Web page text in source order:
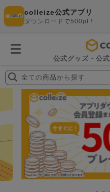
colleize公式アプリ
ダウンロードで500pt！
公式グッズ・公
探
カテゴリ
ー
お気に入
り
colleize（コレイズ）| 公式グッ
全ての商品から探す